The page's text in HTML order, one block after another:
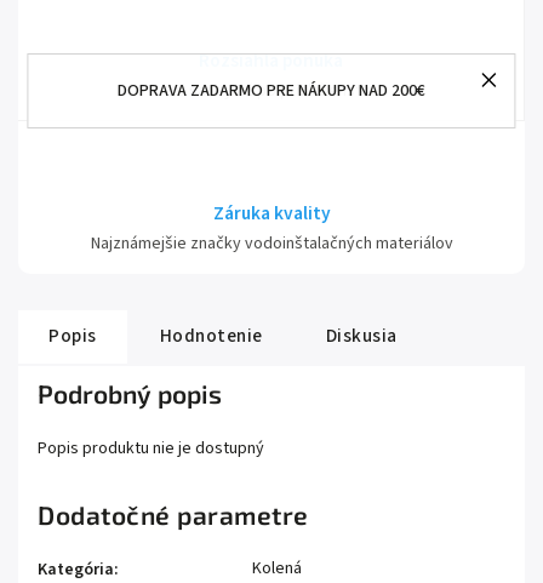
DOPRAVA ZADARMO PRE NÁKUPY NAD 200€
Rozsiahla ponuka
Od sanity až po príslušenstvo
Záruka kvality
Najznámejšie značky vodoinštalačných materiálov
Popis Hodnotenie Diskusia
Podrobný popis
Popis produktu nie je dostupný
Dodatočné parametre
Kategória:
Kolená